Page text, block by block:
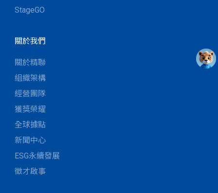
StageGO
關於我們
關於精聯
組織架構
經營團隊
獲獎榮耀
全球據點
新聞中心
ESG永續發展
徵才啟事